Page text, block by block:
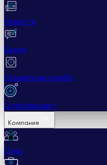
Новости
Блоги
Справочная служба
Cryptohopper+
Компания
О нас